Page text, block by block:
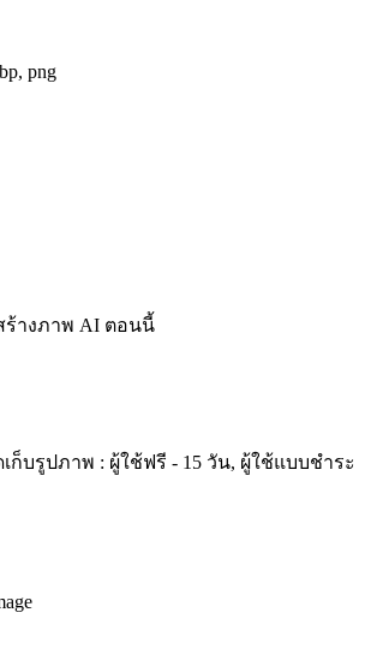
png
ร้างภาพ AI ตอนนี้
เก็บรูปภาพ : ผู้ใช้ฟรี - 15 วัน, ผู้ใช้แบบชำระ